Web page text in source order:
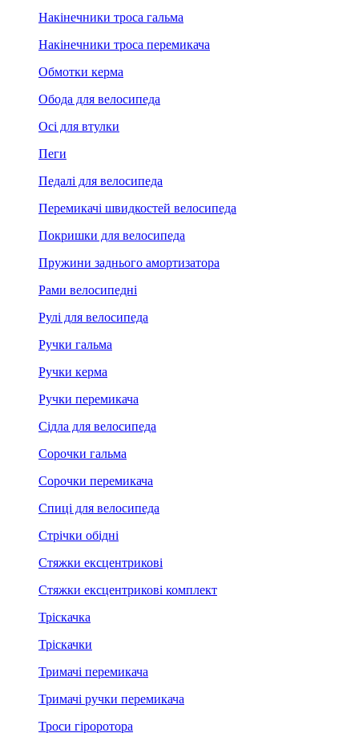
Накінечники троса гальма
Накінечники троса перемикача
Обмотки керма
Обода для велосипеда
Осі для втулки
Пеги
Педалі для велосипеда
Перемикачі швидкостей велосипеда
Покришки для велосипеда
Пружини заднього амортизатора
Рами велосипедні
Рулі для велосипеда
Ручки гальма
Ручки керма
Ручки перемикача
Сідла для велосипеда
Сорочки гальма
Сорочки перемикача
Спиці для велосипеда
Стрічки обідні
Стяжки ексцентрикові
Стяжки ексцентрикові комплект
Тріскачка
Тріскачки
Тримачі перемикача
Тримачі ручки перемикача
Троси гіроротора